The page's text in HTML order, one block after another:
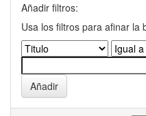
Añadir filtros:
Usa los filtros para afinar la